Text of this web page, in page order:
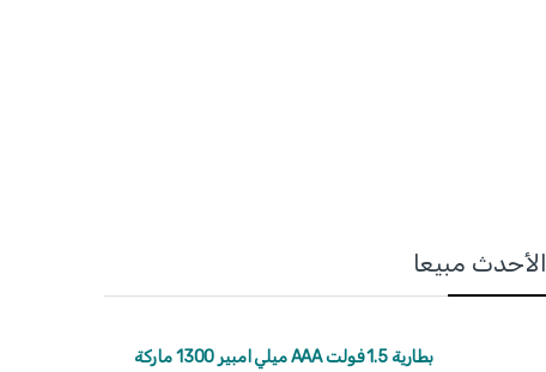
الأحدث مبيعا
بطارية 1.5 فولت AAA ميلي امبير 1300 ماركة